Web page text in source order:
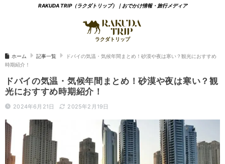
RAKUDA TRIP（ラクダトリップ）｜おでかけ情報・旅行メディア
ホーム 記事一覧
ドバイの気温・気候年間まとめ！砂漠や夜は寒い？観光におすすめ
時期紹介！
ドバイの気温・気候年間まとめ！砂漠や夜は寒い？観
光におすすめ時期紹介！
2024年6月21日 2025年2月19日